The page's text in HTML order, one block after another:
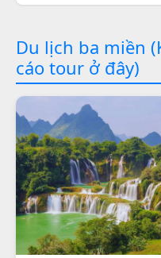
Du lịch ba miền
cáo tour ở đây)